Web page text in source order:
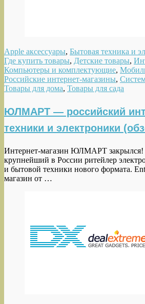
Apple аксессуары, Бытовая техника и
Где купить товары, Детские товары,
Компьютеры и комплектующие,
Российские интернет-магазины,
Товары для дома, Товары для сада
ЮЛМАРТ — российский
техники и электроники
Интернет-магазин ЮЛМАРТ
крупнейший в России ритейлер
и бытовой техники нового формата.
магазин от …